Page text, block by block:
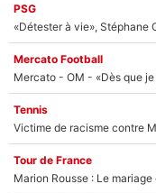
PSG
«Détester à vie», Stéphane
Mercato Football
Tennis
Tour de France
Marion Rousse : Le